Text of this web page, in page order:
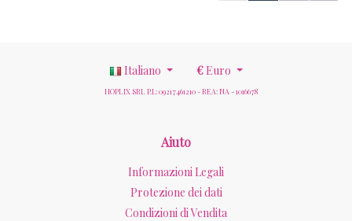
Italiano €Euro
HOPLIX SRL P.I.: 09217461210 - REA: NA - 1016678
Aiuto
Informazioni Legali
Protezione dei dati
Condizioni di Vendita